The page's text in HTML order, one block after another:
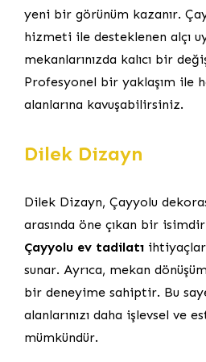
yeni bir görünüm kazanır.
hizmeti ile desteklenen alçı
mekanlarınızda kalıcı bir
Profesyonel bir yaklaşım ile
alanlarına kavuşabilirsiniz.
Dilek Dizayn
Dilek Dizayn, Çayyolu
arasında öne çıkan bir
Çayyolu ev tadilatı
sunar. Ayrıca, mekan
bir deneyime sahiptir. Bu
alanlarınızı daha işlevsel ve
mümkündür.